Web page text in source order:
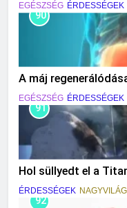
EGÉSZSÉG ÉRDESSÉGEK
90
A máj
EGÉSZSÉG ÉRDESSÉGEK
91
Hol süllyedt el a
ÉRDESSÉGEK NAGYVILÁG
92